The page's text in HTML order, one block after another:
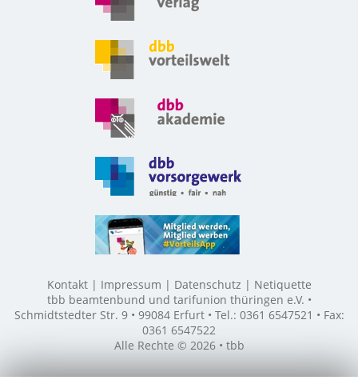
Kontakt Impressum Datenschutz
Netiquette
tbb beamtenbund und tarifunion thüringen e.V. •
Schmidtstedter Str. 9 • 99084 Erfurt • Tel.: 0361 6547521 • Fax:
0361 6547522
Alle Rechte © 2026 • tbb